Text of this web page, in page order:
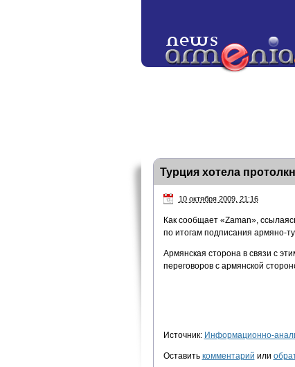
Турция хотела
10 октября 2009, 21:16
Как сообщает «Zaman»,
по итогам подписания армяно-
Армянская сторона в связи с
переговоров с армянской
Источник: Информационно-
Оставить комментарий или